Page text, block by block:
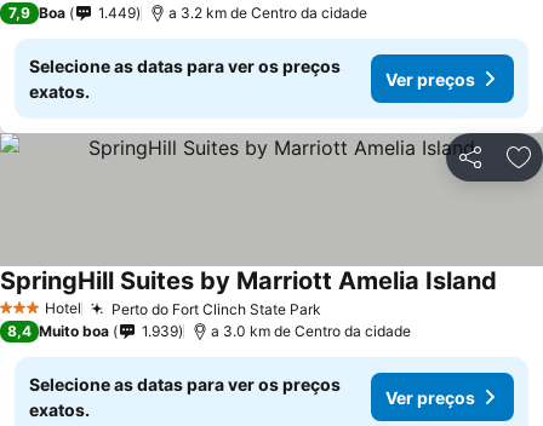
7,9 Boa 1.449 a 3.2 km de Centro da cidade
Selecione as datas para ver os preços
exatos.
Ver preços
Partilhar
3 EstrelasHotel Perto do Fort Clinch State Park
SpringHill Suites by Marriott Amelia Island
8,4 Muito boa 1.939 a 3.0 km de Centro da cidade
Selecione as datas para ver os preços
exatos.
Ver preços